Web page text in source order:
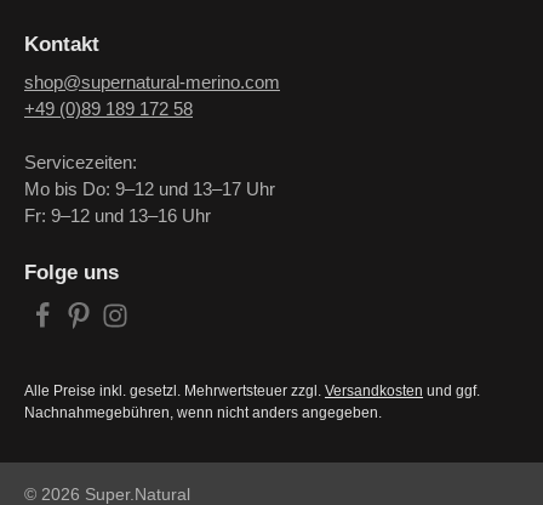
Folge uns
Alle Preise inkl. gesetzl. Mehrwertsteuer zzgl. Versandkosten und ggf.
Nachnahmegebühren, wenn nicht anders angegeben.
Kontakt
shop@supernatural-merino.com
+49 (0)89 189 172 58
Servicezeiten:
Mo bis Do: 9–12 und 13–17 Uhr
Fr: 9–12 und 13–16 Uhr
© 2026 Super.Natural